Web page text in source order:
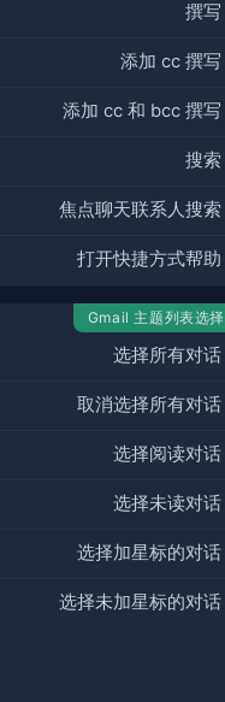
撰写
添加 cc 撰写
添加 cc 和 bcc 撰写
搜索
焦点聊天联系人搜索
打开快捷方式帮助
Gmail 主题列表选择
选择所有对话
取消选择所有对话
选择阅读对话
选择未读对话
选择加星标的对话
选择未加星标的对话